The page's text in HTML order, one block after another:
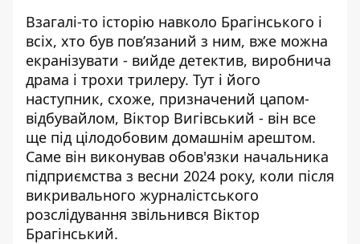
Взагалі-то історію навколо Брагінського і
всіх, хто був пов’язаний з ним, вже можна
екранізувати - вийде детектив, виробнича
драма і трохи трилеру. Тут і його
наступник, схоже, призначений цапом-
відбувайлом, Віктор Вигівський - він все
ще під цілодобовим домашнім арештом.
Саме він виконував обов'язки начальника
підприємства з весни 2024 року, коли після
викривального журналістського
розслідування звільнився Віктор
Брагінський.